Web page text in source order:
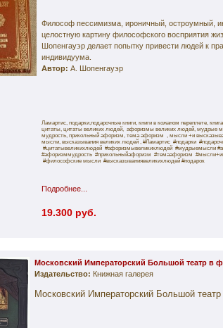
Философ пессимизма, ироничный, остроумный,
целостную картину философского восприятия
Шопенгауэр делает попытку привести людей к
индивидуума.
Автор: А. Шопенгауэр
Ламартис, подарки,подарочные книги, книги в кожаном переплете,
цитаты, цитаты великих людей, афоризмы великих людей, мудрые
мудрость, прикольный афоризм, тема афоризм , мысли +и
мысли, высказывания великих людей , #Ламартис #подарки
#цитатывеликихлюдей #афоризмывеликихлюдей #мудрыемысли
#афоризммудрость #прикольныйафоризм #темаафоризм
#философские мысли #высказываниявеликихлюдей #подарок
Подробнее...
19.300 руб.
Московский Императорский Большой театр в
Издательство: Книжная галерея
Московский Императорский Большой